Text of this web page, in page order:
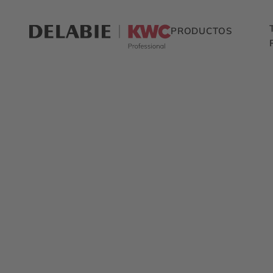
PRODUCTOS